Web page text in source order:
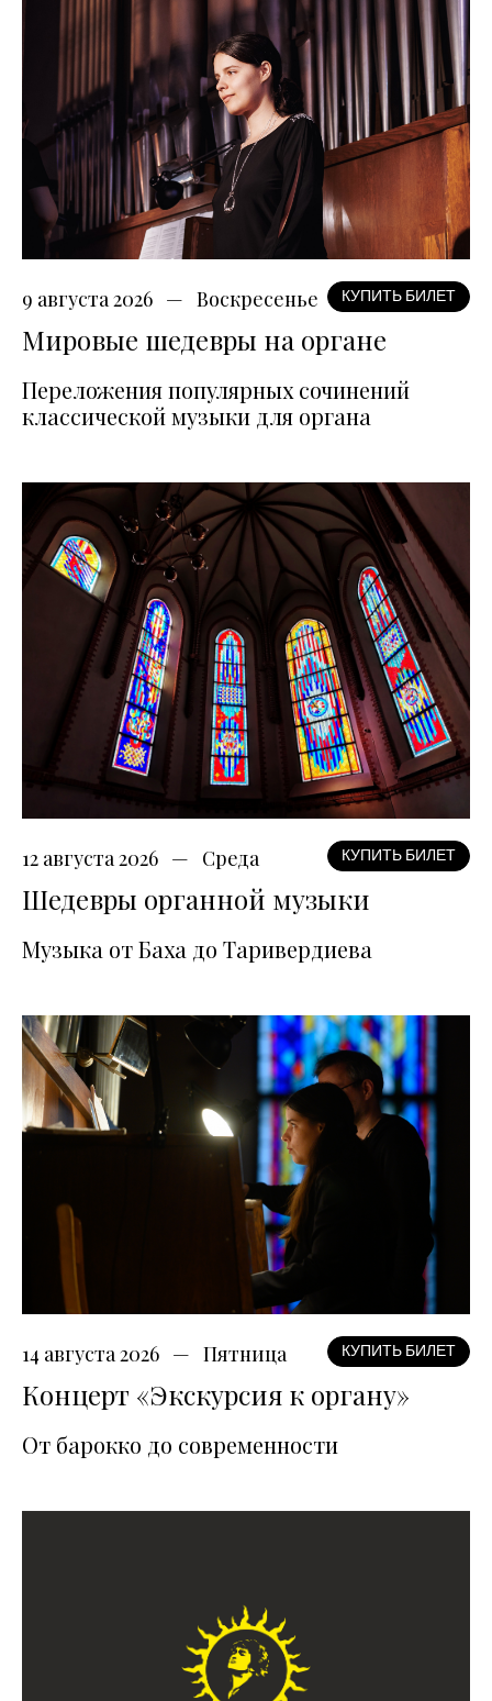
9 августа 2026 Воскресенье КУПИТЬ БИЛЕТ
Мировые шедевры на органе
Переложения популярных сочинений
классической музыки для органа
12 августа 2026 Среда КУПИТЬ БИЛЕТ
Шедевры органной музыки
Музыка от Баха до Таривердиева
14 августа 2026 Пятница КУПИТЬ БИЛЕТ
Концерт «Экскурсия к органу»
От барокко до современности